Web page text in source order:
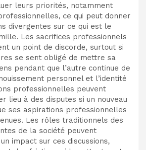
leurs priorités, notamment
ce qui peut donner
divergentes sur ce qui est le
Les sacrifices professionnels
un point de discorde, surtout si
se sent obligé de mettre sa
pendant que l’autre continue de
personnel et l’identité
professionnelles peuvent
lieu à des disputes si un nouveau
ses aspirations professionnelles
Les rôles traditionnels des
de la société peuvent
impact sur ces discussions,